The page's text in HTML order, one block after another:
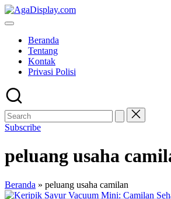
Skip
to
Beranda
Tentang
Kontak
Privasi Polisi
Subscribe
peluang usaha
Beranda » peluang usaha camilan